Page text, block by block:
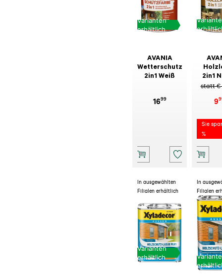
Varianten
erhältlich
AVANIA
Wetterschutzfarbe
2in1 Weiß
1699
2in1
statt €
9
Sie
%
In ausgewählten
Filialen erhältlich
Varianten
erhältlich
In
Filialen